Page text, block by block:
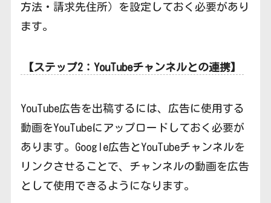
方法・請求先住所）を設定しておく必要があり
ます。
【ステップ2：YouTubeチャンネルとの連携】
YouTube広告を出稿するには、広告に使用する
動画をYouTubeにアップロードしておく必要が
あります。Google広告とYouTubeチャンネルを
リンクさせることで、チャンネルの動画を広告
として使用できるようになります。